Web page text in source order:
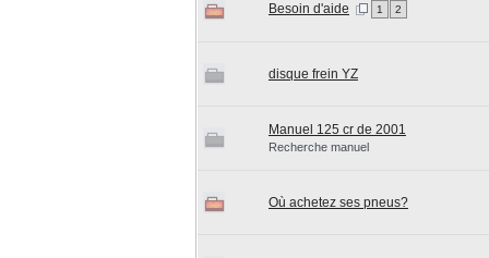
Besoin d'aide 1 2
disque frein YZ
Manuel 125 cr de 2001
Recherche manuel
Où achetez ses pneus?